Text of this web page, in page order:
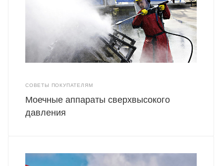
СОВЕТЫ ПОКУПАТЕЛЯМ
Моечные аппараты сверхвысокого
давления